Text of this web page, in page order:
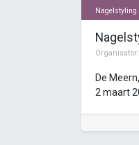
Nagelstyling
Organisator:
De Meern,
2 maart